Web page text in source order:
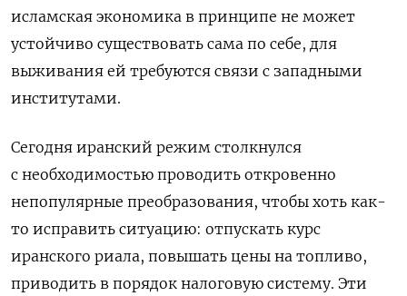
исламская экономика в принципе не может
устойчиво существовать сама по себе, для
выживания ей требуются связи с западными
институтами.
Сегодня иранский режим столкнулся
с необходимостью проводить откровенно
непопулярные преобразования, чтобы хоть как-
то исправить ситуацию: отпускать курс
иранского риала, повышать цены на топливо,
приводить в порядок налоговую систему. Эти